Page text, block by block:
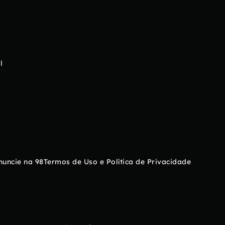
na 98Termos de Uso e Política de Privacidade